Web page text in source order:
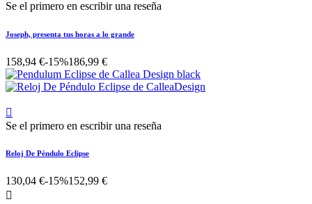
Se el primero en escribir una reseña
Joseph, presenta tus horas a lo grande
158,94 €-15%186,99 €

Se el primero en escribir una reseña
Reloj De Péndulo Eclipse
130,04 €-15%152,99 €
